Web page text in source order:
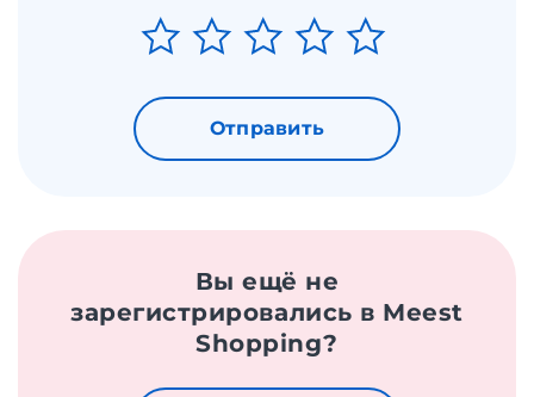
Отправить
Вы ещё не
зарегистрировались в Meest
Shopping?